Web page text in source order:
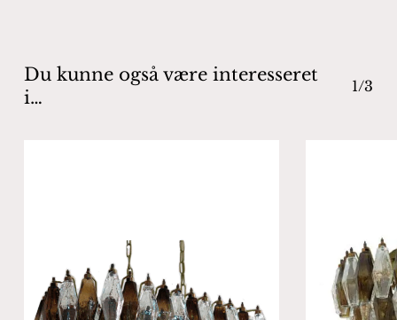
Du kunne også være interesseret
i…
1/3